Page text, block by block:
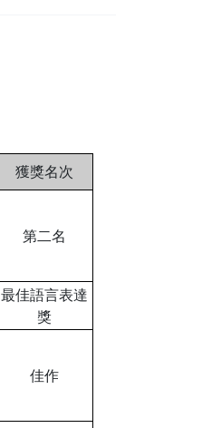
獲獎名次
第二名
最佳語言表達
獎
佳作